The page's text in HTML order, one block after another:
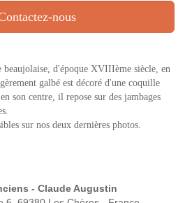
nous
d'époque XVIIIème siècle, en
galbé est décoré d'une coquille
son centre, il repose sur des jambages
sur nos deux dernières photos.
- Claude Augustin